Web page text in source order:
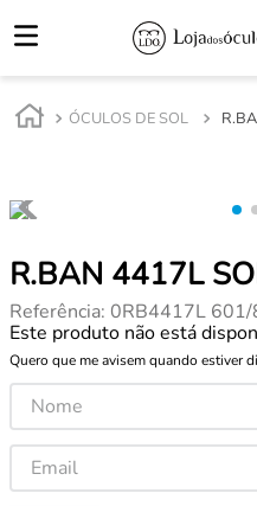
ÓCULOS DE SOL
R.BAN 4417L
Referência: 0RB4417L 601/
Este produto não está
Quero que me avisem quando estiver